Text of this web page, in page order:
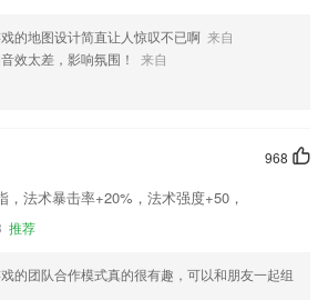
戏的地图设计简直让人惊叹不已啊 来自
效太差，影响氛围！
来自
968
，法术暴击率+20%，法术强度+50，
推荐
戏的团队合作模式真的很有趣，可以和朋友一起组